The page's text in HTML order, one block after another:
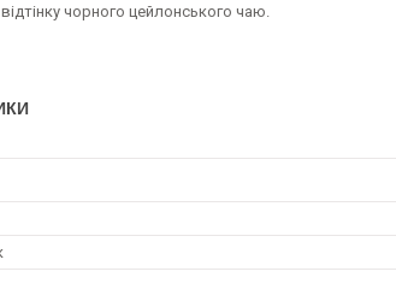
чорного цейлонського чаю.